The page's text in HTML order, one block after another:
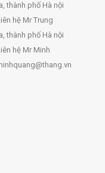
thành phố Hà nội
hệ Mr Trung
thành phố Hà nội
hệ Mr Minh